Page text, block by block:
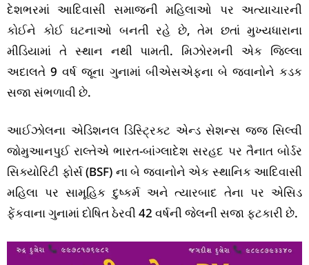
દેશભરમાં આદિવાસી સમાજની મહિલાઓ પર અત્યાચારની
કોઈને કોઈ ઘટનાઓ બનતી રહે છે, તેમ છતાં મુખ્યધારાના
મીડિયામાં તે સ્થાન નથી પામતી. મિઝોરમની એક જિલ્લા
અદાલતે 9 વર્ષ જૂના ગુનામાં બીએસએફના બે જવાનોને કડક
સજા સંભળાવી છે.
આઈઝોલના એડિશનલ ડિસ્ટ્રિક્ટ એન્ડ સેશન્સ જજ સિલ્વી
જોમુઆનપુઈ રાલ્તેએ ભારત-બાંગ્લાદેશ સરહદ પર તૈનાત બોર્ડર
સિક્યોરિટી ફોર્સ (BSF) ના બે જવાનોને એક સ્થાનિક આદિવાસી
મહિલા પર સામૂહિક દુષ્કર્મ અને ત્યારબાદ તેના પર એસિડ
ફેંકવાના ગુનામાં દોષિત ઠેરવી 42 વર્ષની જેલની સજા ફટકારી છે.